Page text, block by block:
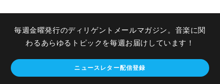
毎週金曜発行のディリゲントメールマガジン。音楽に関
わるあらゆるトピックを毎週お届けしています！
ニュースレター配信登録